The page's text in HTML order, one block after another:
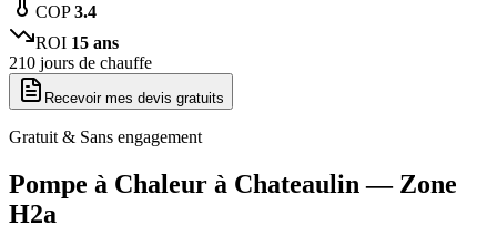
COP3.4
ROI 15 ans
210 jours de chauffe
Recevoir mes devis gratuits
Gratuit & Sans engagement
Pompe à Chaleur à Chateaulin — Zone
H2a